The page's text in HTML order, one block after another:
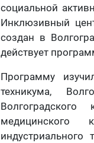
социальной
Инклюзивный
создан в
действует
Программу
техникума,
медицинского
индустриального